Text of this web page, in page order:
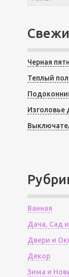
Черная
Теплый пол
Изголовье
Ванная
Дача, Сад
Двери и
Декор
Зима и